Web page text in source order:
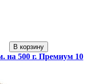
В корзину
на 500 г. Премиум 10